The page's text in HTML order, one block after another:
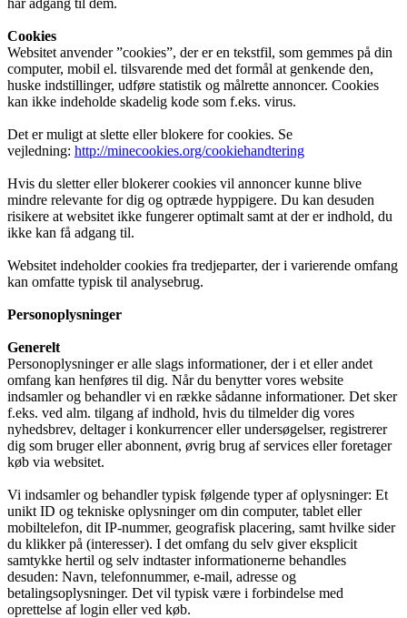
Cookies
Websitet anvender ”cookies”, der er en tekstfil, som gemmes på din
computer, mobil el. tilsvarende med det formål at genkende den,
huske indstillinger, udføre statistik og målrette annoncer. Cookies
kan ikke indeholde skadelig kode som f.eks. virus.
Det er muligt at slette eller blokere for cookies. Se
vejledning: http://minecookies.org/cookiehandtering
Hvis du sletter eller blokerer cookies vil annoncer kunne blive
mindre relevante for dig og optræde hyppigere. Du kan desuden
risikere at websitet ikke fungerer optimalt samt at der er indhold, du
ikke kan få adgang til.
Websitet indeholder cookies fra tredjeparter, der i varierende omfang
kan omfatte typisk til analysebrug.
Personoplysninger
Generelt
Personoplysninger er alle slags informationer, der i et eller andet
omfang kan henføres til dig. Når du benytter vores website
indsamler og behandler vi en række sådanne informationer. Det sker
f.eks. ved alm. tilgang af indhold, hvis du tilmelder dig vores
nyhedsbrev, deltager i konkurrencer eller undersøgelser, registrerer
dig som bruger eller abonnent, øvrig brug af services eller foretager
køb via websitet.
Vi indsamler og behandler typisk følgende typer af oplysninger: Et
unikt ID og tekniske oplysninger om din computer, tablet eller
mobiltelefon, dit IP-nummer, geografisk placering, samt hvilke sider
du klikker på (interesser). I det omfang du selv giver eksplicit
samtykke hertil og selv indtaster informationerne behandles
desuden: Navn, telefonnummer, e-mail, adresse og
betalingsoplysninger. Det vil typisk være i forbindelse med
oprettelse af login eller ved køb.